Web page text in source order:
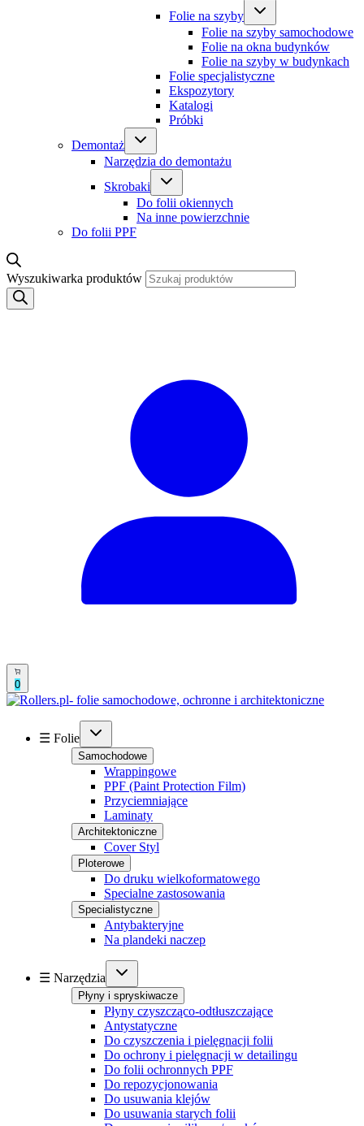
Folie na szyby
Folie na szyby samochodowe
Folie na okna budynków
Folie na szyby w budynkach
Folie specjalistyczne
Ekspozytory
Katalogi
Próbki
Demontaż
Narzędzia do demontażu
Skrobaki
Do folii okiennych
Na inne powierzchnie
Do folii PPF
Wyszukiwarka produktów
0
☰ Folie
Samochodowe
Wrappingowe
PPF (Paint Protection Film)
Przyciemniające
Laminaty
Architektoniczne
Cover Styl
Ploterowe
Do druku wielkoformatowego
Specialne zastosowania
Specialistyczne
Antybakteryjne
Na plandeki naczep
☰ Narzędzia
Płyny i spryskiwacze
Płyny czyszcząco-odtłuszczające
Antystatyczne
Do czyszczenia i pielęgnacji folii
Do ochrony i pielęgnacji w detailingu
Do folii ochronnych PPF
Do repozycjonowania
Do usuwania klejów
Do usuwania starych folii